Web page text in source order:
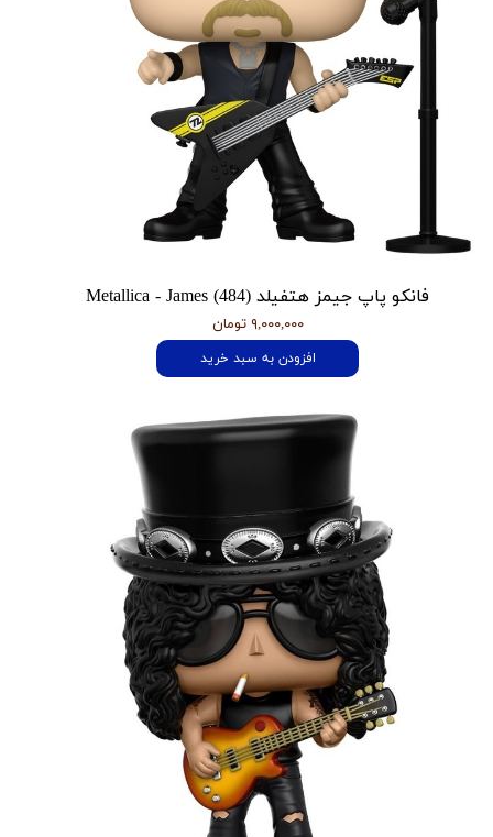
فانکو پاپ جیمز هتفیلد Metallica - James (484)
۹,۰۰۰,۰۰۰ تومان
افزودن به سبد خرید